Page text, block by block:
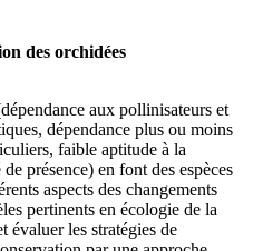
des orchidées
aux pollinisateurs et
dépendance plus ou moins
faible aptitude à la
présence) en font des espèces
aspects des changements
pertinents en écologie de la
évaluer les stratégies de